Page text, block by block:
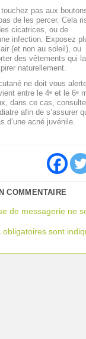
pas aux
de les percer. Cela
cicatrices, ou de
infection. Exposez
(et non au soleil), ou
des vêtements qui la
naturellement.
ne doit vous
entre le 4ᵉ et le 6ᵉ
dans ce cas,
afin de s’assurer
d’une acné juvénile.
COMMENTAIRE
de messagerie ne
obligatoires sont